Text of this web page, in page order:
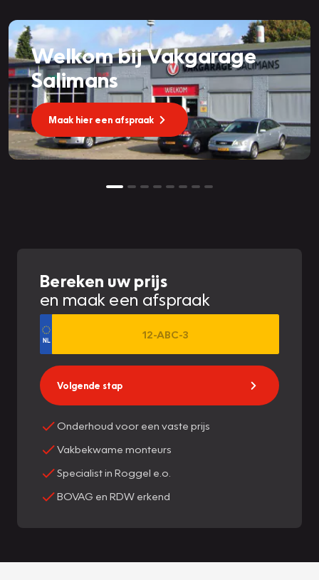
Welkom bij Vakgarage
Salimans
Maak hier een afspraak
Bereken uw prijs
en maak een afspraak
Volgende stap
Onderhoud voor een vaste prijs
Vakbekwame monteurs
Specialist in Roggel e.o.
BOVAG en RDW erkend